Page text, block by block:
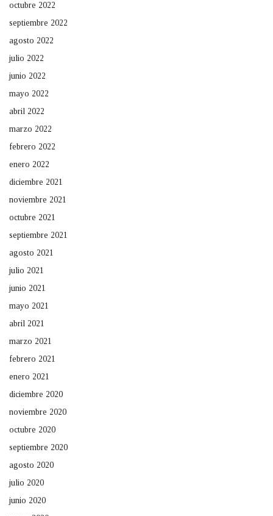
octubre 2022
septiembre 2022
agosto 2022
julio 2022
junio 2022
mayo 2022
abril 2022
marzo 2022
febrero 2022
enero 2022
diciembre 2021
noviembre 2021
octubre 2021
septiembre 2021
agosto 2021
julio 2021
junio 2021
mayo 2021
abril 2021
marzo 2021
febrero 2021
enero 2021
diciembre 2020
noviembre 2020
octubre 2020
septiembre 2020
agosto 2020
julio 2020
junio 2020